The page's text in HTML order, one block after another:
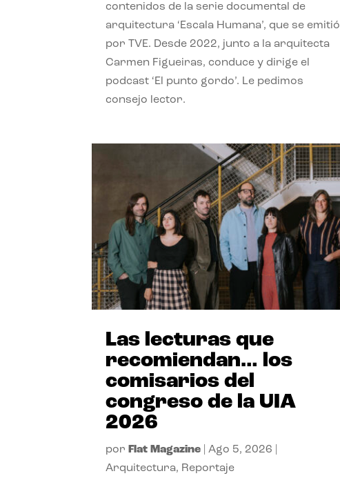
contenidos de la serie documental de
arquitectura ‘Escala Humana’, que se emitió
por TVE. Desde 2022, junto a la arquitecta
Carmen Figueiras, conduce y dirige el
podcast ‘El punto gordo’. Le pedimos
consejo lector.
Las lecturas que
recomiendan… los
comisarios del
congreso de la UIA
2026
por Flat Magazine |Ago 5, 2026
Arquitectura, Reportaje